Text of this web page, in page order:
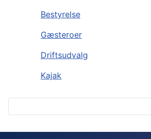
Bestyrelse
Gæsteroer
Driftsudvalg
Kajak